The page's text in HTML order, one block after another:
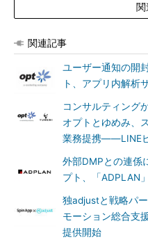
関
関連記事
ユーザー通知の開
ト、アプリ内解析
コンサルティング
オプトとゆめみ、
業務提携――LINE
外部DMPとの連係
プト、「ADPLAN
独adjustと戦略パ
モーション総合支
提供開始